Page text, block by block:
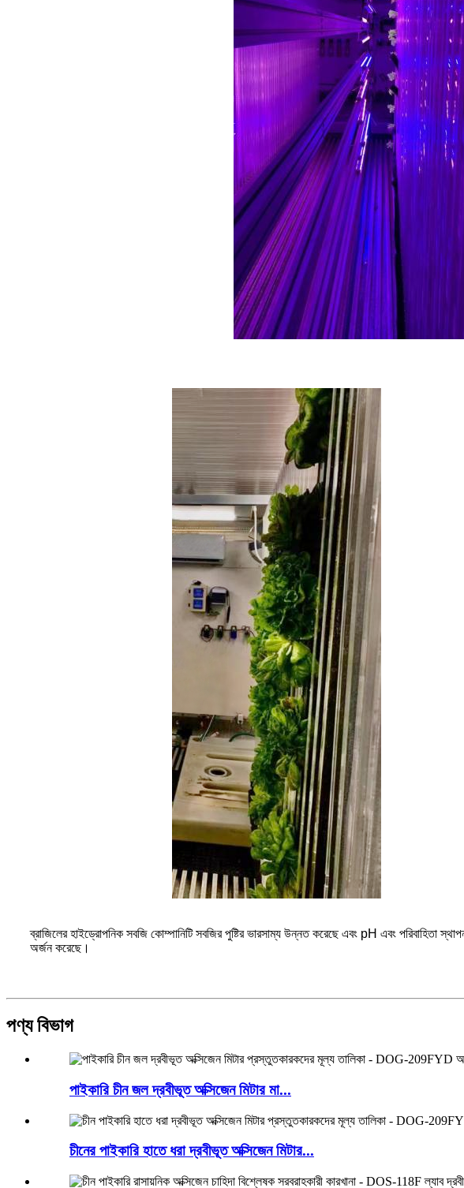
ব্রাজিলের হাইড্রোপনিক সবজি কোম্পানিটি সবজির পুষ্টির ভারসাম্য উন্নত করেছে এবং pH এবং পরিবাহিতা
অর্জন করেছে।
পণ্য বিভাগ
পাইকারি চীন জল দ্রবীভূত অক্সিজেন মিটার মা...
চীনের পাইকারি হাতে ধরা দ্রবীভূত অক্সিজেন মিটার...